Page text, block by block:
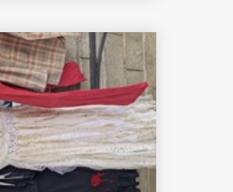
et
en état le
au rebus par